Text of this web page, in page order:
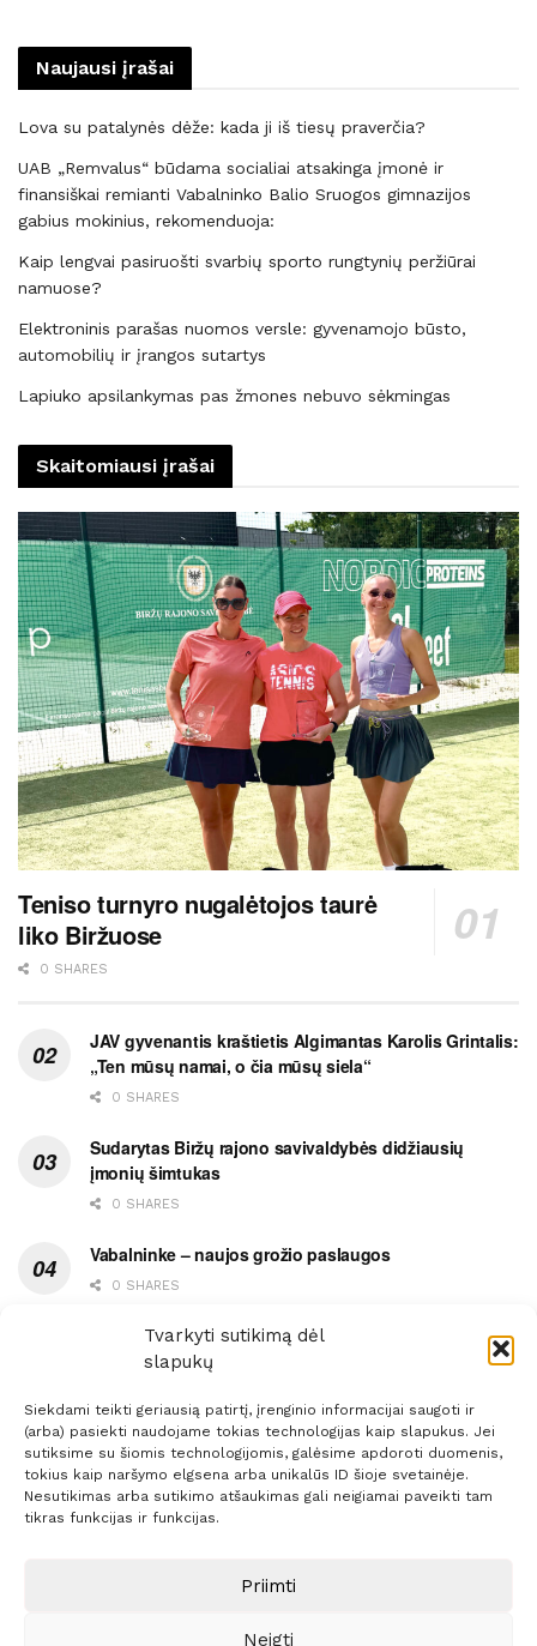
Tvarkyti sutikimą dėl
slapukų
Siekdami teikti geriausią patirtį, įrenginio informacijai saugoti ir
(arba) pasiekti naudojame tokias technologijas kaip slapukus. Jei
sutiksime su šiomis technologijomis, galėsime apdoroti duomenis,
tokius kaip naršymo elgsena arba unikalūs ID šioje svetainėje.
Nesutikimas arba sutikimo atšaukimas gali neigiamai paveikti tam
tikras funkcijas ir funkcijas.
Priimti
Neigti
Naujausi įrašai
Lova su patalynės dėže: kada ji iš tiesų praverčia?
UAB „Remvalus“ būdama socialiai atsakinga įmonė ir
finansiškai remianti Vabalninko Balio Sruogos gimnazijos
gabius mokinius, rekomenduoja:
Kaip lengvai pasiruošti svarbių sporto rungtynių peržiūrai
namuose?
Elektroninis parašas nuomos versle: gyvenamojo būsto,
automobilių ir įrangos sutartys
Lapiuko apsilankymas pas žmones nebuvo sėkmingas
Skaitomiausi įrašai
Teniso turnyro nugalėtojos taurė
liko Biržuose
0 SHARES
JAV gyvenantis kraštietis Algimantas Karolis Grintalis:
„Ten mūsų namai, o čia mūsų siela“
0 SHARES
Sudarytas Biržų rajono savivaldybės didžiausių
įmonių šimtukas
0 SHARES
Vabalninke – naujos grožio paslaugos
0 SHARES
Vytauto gatvės grimasos, arba užsitęsusi Biržų gėda
0 SHARES
Prenumerata Reklama
Sprendimas:ITBrolis